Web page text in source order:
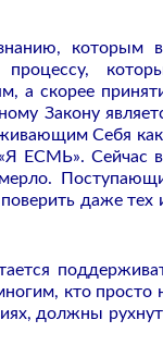
которым
а скорее
Закону
Себя
«Я ЕСМЬ». Сейчас
даже тех
кто просто
должны